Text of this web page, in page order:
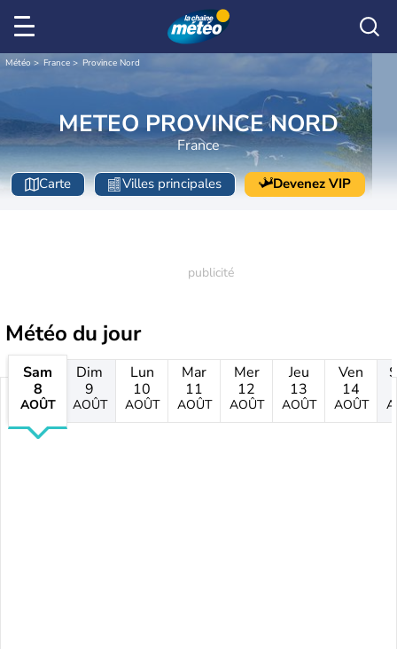
Météo France Province Nord
METEO PROVINCE NORD
France
Carte Villes principales Devenez VIP
Météo du jour
Sam
8
AOÛT
Dim
9
AOÛT
Lun
10
AOÛT
Mar
11
AOÛT
Mer
12
AOÛT
Jeu
13
AOÛT
Ven
14
AOÛT